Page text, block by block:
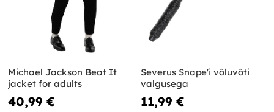
Michael Jackson Beat It
jacket for adults
40,99 €
Severus Snape'i võluvõti
valgusega
11,99 €